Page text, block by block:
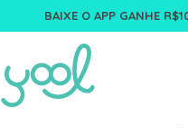
BAIXE O APP GANHE